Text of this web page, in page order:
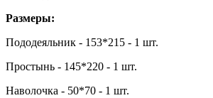
Размеры:
Пододеяльник - 153*215 - 1 шт.
Простынь - 145*220 - 1 шт.
Наволочка - 50*70 - 1 шт.